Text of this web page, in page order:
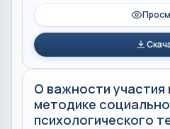
О важности участия
методике
психологического